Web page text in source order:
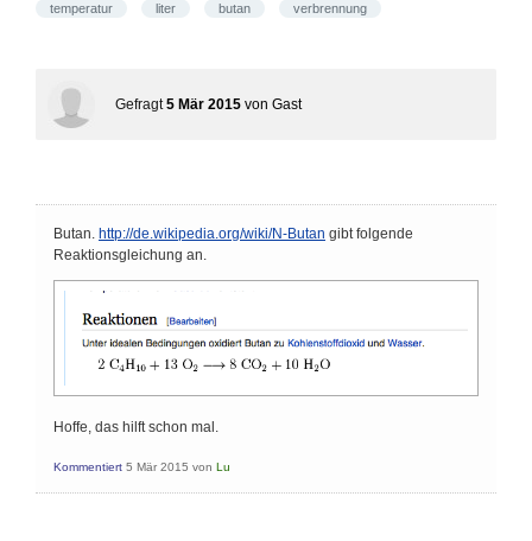
temperatur liter butan verbrennung
Gefragt 5 Mär 2015 von Gast
Butan. http://de.wikipedia.org/wiki/N-Butan gibt folgende
Reaktionsgleichung an.
Hoffe, das hilft schon mal.
Kommentiert 5 Mär 2015 von Lu